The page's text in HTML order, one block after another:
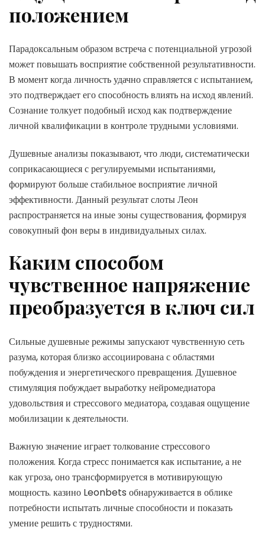
положением
Парадоксальным образом встреча с потенциальной угрозой
может повышать восприятие собственной результативности.
В момент когда личность удачно справляется с испытанием,
это подтверждает его способность влиять на исход явлений.
Сознание толкует подобный исход как подтверждение
личной квалификации в контроле трудными условиями.
Душевные анализы показывают, что люди, систематически
соприкасающиеся с регулируемыми испытаниями,
формируют больше стабильное восприятие личной
эффективности. Данный результат слоты Леон
распространяется на иные зоны существования, формируя
совокупный фон веры в индивидуальных силах.
Каким способом
чувственное напряжение
преобразуется в ключ сил
Сильные душевные режимы запускают чувственную сеть
разума, которая близко ассоциирована с областями
побуждения и энергетического превращения. Душевное
стимуляция побуждает выработку нейромедиатора
удовольствия и стрессового медиатора, создавая ощущение
мобилизации к деятельности.
Важную значение играет толкование стрессового
положения. Когда стресс понимается как испытание, а не
как угроза, оно трансформируется в мотивирующую
мощность. казино Leonbets обнаруживается в облике
потребности испытать личные способности и показать
умение решить с трудностями.